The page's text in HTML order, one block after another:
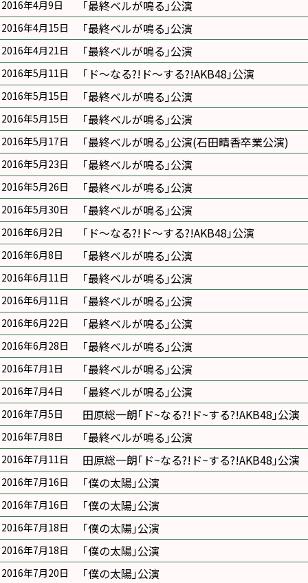
2016年4月9日 ｢最終ベルが鳴る｣公演
2016年4月15日 ｢最終ベルが鳴る｣公演
2016年4月21日 ｢最終ベルが鳴る｣公演
2016年5月11日 ｢ド〜なる?!ド〜する?!AKB48｣公演
2016年5月15日 ｢最終ベルが鳴る｣公演
2016年5月15日 ｢最終ベルが鳴る｣公演
2016年5月17日 ｢最終ベルが鳴る｣公演(石田晴香卒業公演)
2016年5月23日 ｢最終ベルが鳴る｣公演
2016年5月26日 ｢最終ベルが鳴る｣公演
2016年5月30日 ｢最終ベルが鳴る｣公演
2016年6月2日 ｢ド〜なる?!ド〜する?!AKB48｣公演
2016年6月8日 ｢最終ベルが鳴る｣公演
2016年6月11日 ｢最終ベルが鳴る｣公演
2016年6月11日 ｢最終ベルが鳴る｣公演
2016年6月22日 ｢最終ベルが鳴る｣公演
2016年6月28日 ｢最終ベルが鳴る｣公演
2016年7月1日 ｢最終ベルが鳴る｣公演
2016年7月4日 ｢最終ベルが鳴る｣公演
2016年7月5日 田原総一朗｢ド~なる?!ド~する?!AKB48｣公演
2016年7月8日 ｢最終ベルが鳴る｣公演
2016年7月11日 田原総一朗｢ド~なる?!ド~する?!AKB48｣公演
2016年7月16日 ｢僕の太陽｣公演
2016年7月16日 ｢僕の太陽｣公演
2016年7月18日 ｢僕の太陽｣公演
2016年7月18日 ｢僕の太陽｣公演
2016年7月20日 ｢僕の太陽｣公演